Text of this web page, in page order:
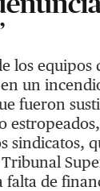
los equipos
un
fueron
sindicatos,
falta de